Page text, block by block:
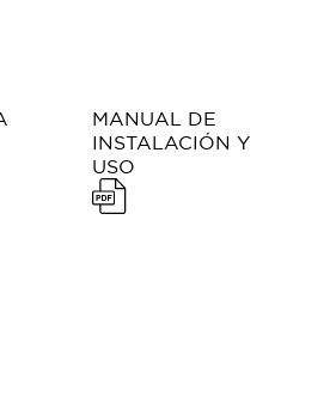
MANUAL DE
INSTALACIÓN Y
USO